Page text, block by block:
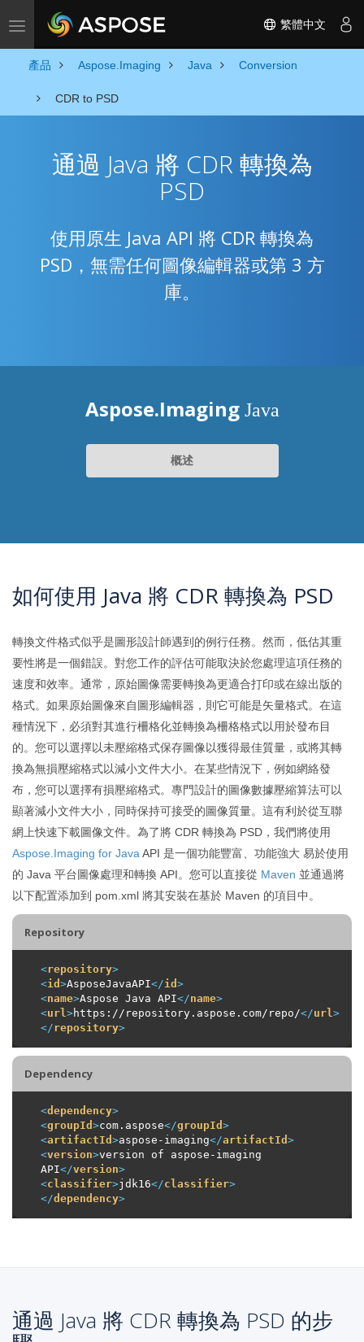
Toggle navigation 繁體中文
產品 Aspose.Imaging Java Conversion
CDR to PSD
通過 Java 將 CDR 轉換為
PSD
使用原生 Java API 將 CDR 轉換為
PSD，無需任何圖像編輯器或第 3 方
庫。
Aspose.Imaging Java
概述
如何使用 Java 將 CDR 轉換為 PSD
轉換文件格式似乎是圖形設計師遇到的例行任務。然而，低估其重
要性將是一個錯誤。對您工作的評估可能取決於您處理這項任務的
速度和效率。通常，原始圖像需要轉換為更適合打印或在線出版的
格式。如果原始圖像來自圖形編輯器，則它可能是矢量格式。在這
種情況下，必須對其進行柵格化並轉換為柵格格式以用於發布目
的。您可以選擇以未壓縮格式保存圖像以獲得最佳質量，或將其轉
換為無損壓縮格式以減小文件大小。在某些情況下，例如網絡發
布，您可以選擇有損壓縮格式。專門設計的圖像數據壓縮算法可以
顯著減小文件大小，同時保持可接受的圖像質量。這有利於從互聯
網上快速下載圖像文件。為了將 CDR 轉換為 PSD，我們將使用
Aspose.Imaging for Java API 是一個功能豐富、功能強大 易於使用
的 Java 平台圖像處理和轉換 API。您可以直接從 Maven 並通過將
以下配置添加到 pom.xml 將其安裝在基於 Maven 的項目中。
Repository
<repository>
<id >AsposeJavaAPI</id >
<name>Aspose Java API</name>
<url >https://repository.aspose.com/repo/</url >
</repository>
Dependency
<dependency>
<groupId >com.aspose</groupId >
<artifactId >aspose-imaging</artifactId >
<version>version of aspose-imaging
API</version>
<classifier>jdk16</classifier>
</dependency>
通過 Java 將 CDR 轉換為 PSD 的步